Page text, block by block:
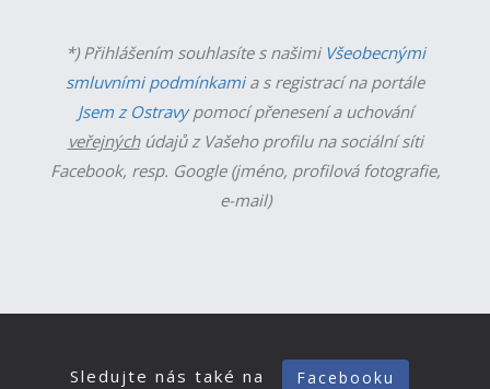
*) Přihlášením souhlasíte s našimi Všeobecnými
smluvními podmínkamia s registrací na portále
Jsem z Ostravypomocí přenesení a uchování
veřejnýchúdajů z Vašeho profilu na sociální síti
Facebook, resp. Google (jméno, profilová fotografie,
e-mail)
Sledujte nás také na Facebooku